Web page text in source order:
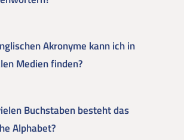
Akronyme kann ich in
Medien finden?
Buchstaben besteht das
Alphabet?